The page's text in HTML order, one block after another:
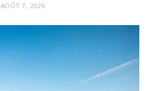
AOÛT 7, 2026